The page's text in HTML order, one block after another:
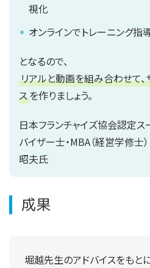
視化
オンラインでトレーニング指
となるので、
リアルと動画を組み合わせて、
ス を作りましょう。
日本フランチャイズ協会認定ス
バイザー士・MBA（経営学修
昭夫氏
成果
堀越先生のアドバイスをもと